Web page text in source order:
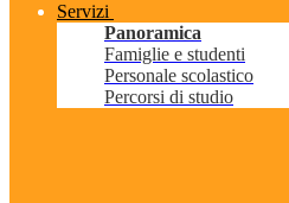
Servizi
Panoramica
Famiglie e studenti
Personale scolastico
Percorsi di studio